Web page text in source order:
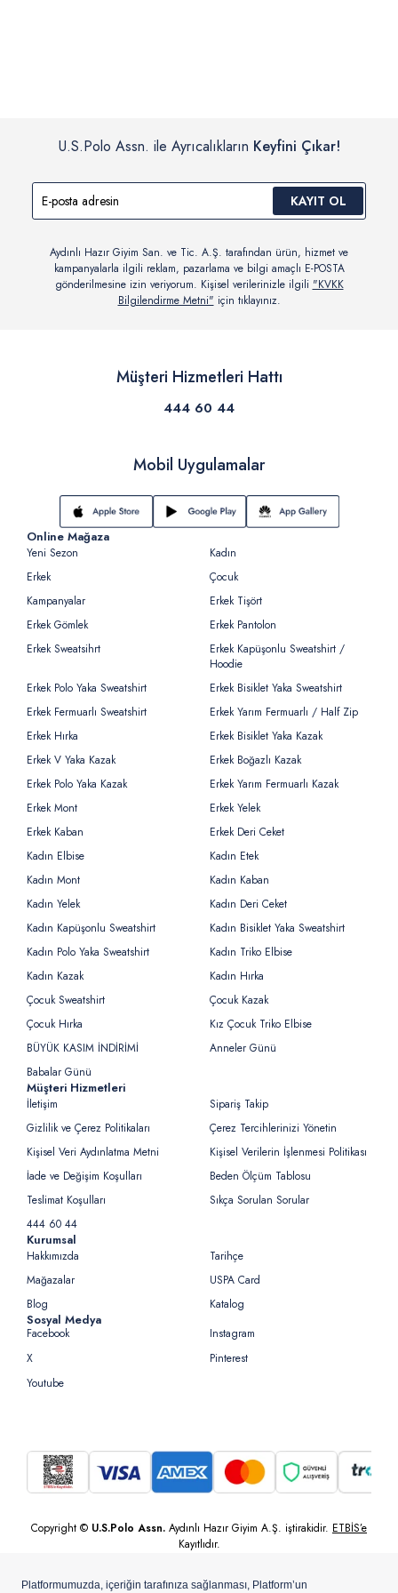
U.S.Polo Assn. ile Ayrıcalıkların Keyfini Çıkar!
KAYIT OL
Aydınlı Hazır Giyim San. ve Tic. A.Ş. tarafından ürün, hizmet ve
kampanyalarla ilgili reklam, pazarlama ve bilgi amaçlı E-POSTA
gönderilmesine izin veriyorum. Kişisel verilerinizle ilgili "KVKK
Bilgilendirme Metni" için tıklayınız.
Müşteri Hizmetleri Hattı
444 60 44
Mobil Uygulamalar
Online Mağaza
Yeni Sezon
Kadın
Erkek
Çocuk
Kampanyalar
Erkek Tişört
Erkek Gömlek
Erkek Pantolon
Erkek Sweatsihrt
Erkek Kapüşonlu Sweatshirt /
Hoodie
Erkek Polo Yaka Sweatshirt
Erkek Bisiklet Yaka Sweatshirt
Erkek Fermuarlı Sweatshirt
Erkek Yarım Fermuarlı / Half Zip
Erkek Hırka
Erkek Bisiklet Yaka Kazak
Erkek V Yaka Kazak
Erkek Boğazlı Kazak
Erkek Polo Yaka Kazak
Erkek Yarım Fermuarlı Kazak
Erkek Mont
Erkek Yelek
Erkek Kaban
Erkek Deri Ceket
Kadın Elbise
Kadın Etek
Kadın Mont
Kadın Kaban
Kadın Yelek
Kadın Deri Ceket
Kadın Kapüşonlu Sweatshirt
Kadın Bisiklet Yaka Sweatshirt
Kadın Polo Yaka Sweatshirt
Kadın Triko Elbise
Kadın Kazak
Kadın Hırka
Çocuk Sweatshirt
Çocuk Kazak
Çocuk Hırka
Kız Çocuk Triko Elbise
BÜYÜK KASIM İNDİRİMİ
Anneler Günü
Babalar Günü
Müşteri Hizmetleri
İletişim
Sipariş Takip
Gizlilik ve Çerez Politikaları
Çerez Tercihlerinizi Yönetin
Kişisel Veri Aydınlatma Metni
Kişisel Verilerin İşlenmesi Politikası
İade ve Değişim Koşulları
Beden Ölçüm Tablosu
Teslimat Koşulları
Sıkça Sorulan Sorular
444 60 44
Kurumsal
Hakkımızda
Tarihçe
Mağazalar
USPA Card
Blog
Katalog
Sosyal Medya
Facebook
Instagram
X
Pinterest
Youtube
Copyright © U.S.Polo Assn. Aydınlı Hazır Giyim A.Ş. iştirakidir. ETBİS’e
Kayıtlıdır.